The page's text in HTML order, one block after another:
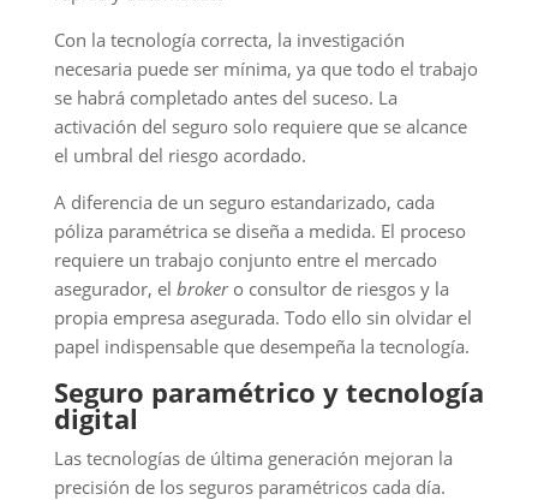
Con la tecnología correcta, la investigación
necesaria puede ser mínima, ya que todo el trabajo
se habrá completado antes del suceso. La
activación del seguro solo requiere que se alcance
el umbral del riesgo acordado.
A diferencia de un seguro estandarizado, cada
póliza paramétrica se diseña a medida. El proceso
requiere un trabajo conjunto entre el mercado
asegurador, el brokero consultor de riesgos y la
propia empresa asegurada. Todo ello sin olvidar el
papel indispensable que desempeña la tecnología.
Seguro paramétrico y tecnología
digital
Las tecnologías de última generación mejoran la
precisión de los seguros paramétricos cada día.